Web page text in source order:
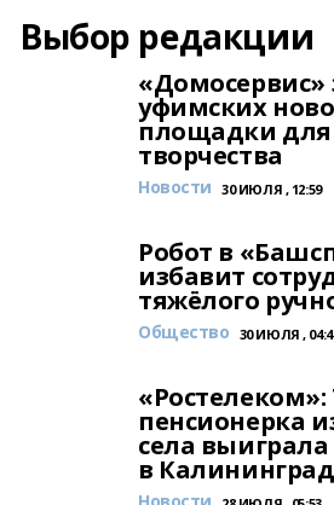
Выбор редакции
«Домосервис»
уфимских
площадки
творчества
Новости 30 ИЮЛЯ , 12:59
Робот в
избавит
тяжёлого
Общество 30 ИЮЛЯ ,
«Ростелеком»:
пенсионерка
села
в Калининград